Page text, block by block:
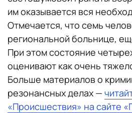
им оказывается вся
Отмечается, что семь
региональной больнице,
При этом состояние
оценивают как очень
Больше материалов о
резонансных делах —
«Происшествия» на сайте